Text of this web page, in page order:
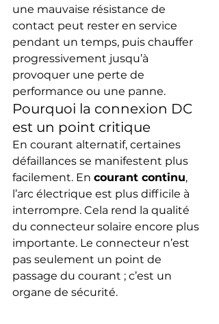
une mauvaise résistance de
contact peut rester en service
pendant un temps, puis chauffer
progressivement jusqu’à
provoquer une perte de
performance ou une panne.
Pourquoi la connexion DC
est un point critique
En courant alternatif, certaines
défaillances se manifestent plus
facilement. En courant continu,
l’arc électrique est plus difficile à
interrompre. Cela rend la qualité
du connecteur solaire encore plus
importante. Le connecteur n’est
pas seulement un point de
passage du courant ; c’est un
organe de sécurité.